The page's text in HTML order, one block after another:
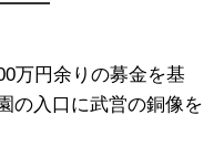
万円余りの募金を基
の入口に武営の銅像を